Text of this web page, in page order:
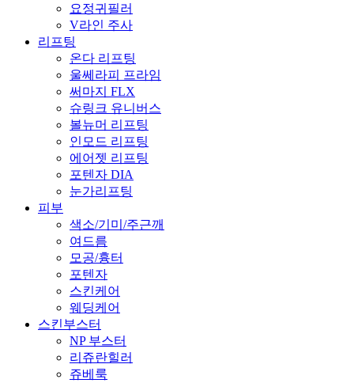
요정귀필러
V라인 주사
리프팅
온다 리프팅
울쎄라피 프라임
써마지 FLX
슈링크 유니버스
볼뉴머 리프팅
인모드 리프팅
에어젯 리프팅
포텐자 DIA
눈가리프팅
피부
색소/기미/주근깨
여드름
모공/흉터
포텐자
스킨케어
웨딩케어
스킨부스터
NP 부스터
리쥬란힐러
쥬베룩